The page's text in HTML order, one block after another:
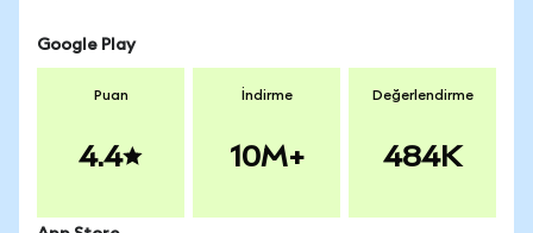
Google Play
Puan
4.4
İndirme
10M+
Değerlendirme
484K